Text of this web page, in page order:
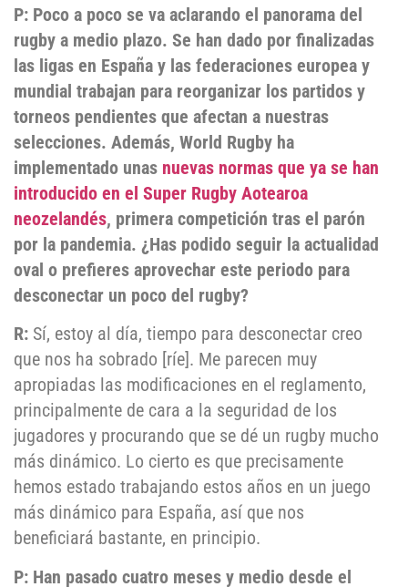
P: Poco a poco se va aclarando el panorama del
rugby a medio plazo. Se han dado por finalizadas
las ligas en España y las federaciones europea y
mundial trabajan para reorganizar los partidos y
torneos pendientes que afectan a nuestras
selecciones. Además, World Rugby ha
implementado unas nuevas normas que ya se han
introducido en el Super Rugby Aotearoa
neozelandés, primera competición tras el parón
por la pandemia. ¿Has podido seguir la actualidad
oval o prefieres aprovechar este periodo para
desconectar un poco del rugby?
R: Sí, estoy al día, tiempo para desconectar creo
que nos ha sobrado [ríe]. Me parecen muy
apropiadas las modificaciones en el reglamento,
principalmente de cara a la seguridad de los
jugadores y procurando que se dé un rugby mucho
más dinámico. Lo cierto es que precisamente
hemos estado trabajando estos años en un juego
más dinámico para España, así que nos
beneficiará bastante, en principio.
P: Han pasado cuatro meses y medio desde el